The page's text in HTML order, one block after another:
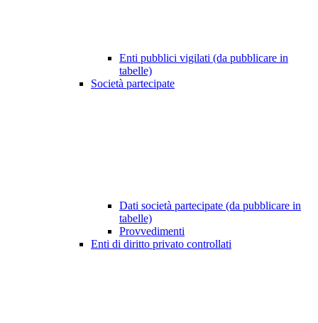
Enti pubblici vigilati (da pubblicare in
tabelle)
Società partecipate
Dati società partecipate (da pubblicare in
tabelle)
Provvedimenti
Enti di diritto privato controllati